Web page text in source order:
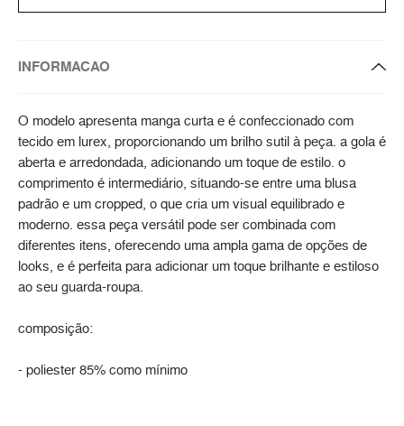
INFORMACAO
O modelo apresenta manga curta e é confeccionado com
tecido em lurex, proporcionando um brilho sutil à peça. a gola é
aberta e arredondada, adicionando um toque de estilo. o
comprimento é intermediário, situando-se entre uma blusa
padrão e um cropped, o que cria um visual equilibrado e
moderno. essa peça versátil pode ser combinada com
diferentes itens, oferecendo uma ampla gama de opções de
looks, e é perfeita para adicionar um toque brilhante e estiloso
ao seu guarda-roupa.
composição:
- poliester 85% como mínimo